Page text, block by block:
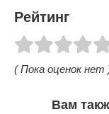
Рейтинг
( Пока оценок нет
Вам